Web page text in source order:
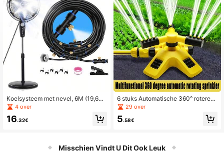
Tuin Sproeier
Koelsysteem met nevel, 6M (19,68F
T) nevelleiding + 6 koperen nevelsp
roeiers + koperen adapter (3/4") Tui
n Kas Waterpark Trampoline Buiten
4 over
16.32€
6 stuks Automatische 360° roteren
de gazonsproeiers, 3 verstelbare ro
terende armen, multi-hoek tuin gaz
on irrigatie, 360° roterende sproeik
29 over
5.58€
Misschien Vindt U Dit Ook Leuk